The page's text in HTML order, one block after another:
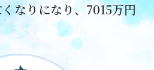
護士費用
なりになり、7015万円